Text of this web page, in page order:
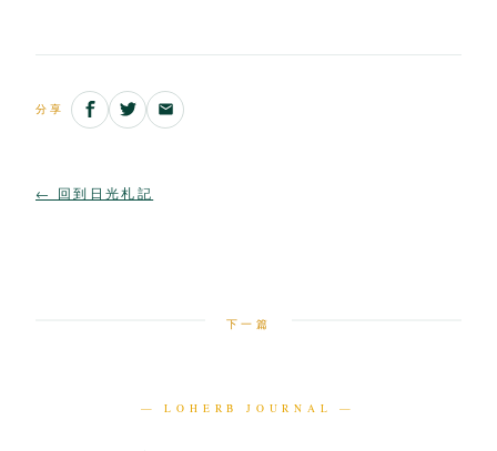
分享
← 回到日光札記
下一篇
— LOHERB JOURNAL —